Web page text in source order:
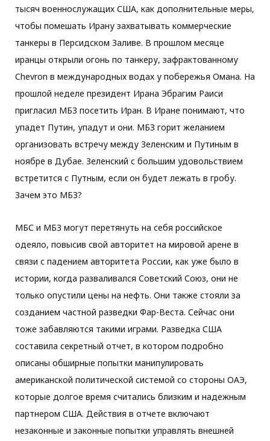
тысяч военнослужащих США, как дополнительные меры,
чтобы помешать Ирану захватывать коммерческие
танкеры в Персидском Заливе. В прошлом месяце
иранцы открыли огонь по танкеру, зафрактованному
Chevron в международных водах у побережья Омана. На
прошлой неделе президент Ирана Эбрагим Раиси
пригласил МБЗ посетить Иран. В Иране понимают, что
упадет Путин, упадут и они. МБЗ горит желанием
организовать встречу между Зеленским и Путиным в
ноябре в Дубае. Зеленский с большим удовольствием
встретится с Путным, если он будет лежать в гробу.
Зачем это МБЗ?
МБС и МБЗ могут перетянуть на себя российское
одеяло, повысив свой авторитет на мировой арене в
связи с падением авторитета России, как уже было в
истории, когда разваливался Советский Союз, они не
только опустили цены на нефть. Они также стояли за
созданием частной разведки Фар-Веста. Сейчас они
тоже забавляются такими играми. Разведка США
составила секретный отчет, в котором подробно
описаны обширные попытки манипулировать
американской политической системой со стороны ОАЭ,
которые долгое время считались близким и надежным
партнером США. Действия в отчете включают
незаконные и законные попытки управлять внешней